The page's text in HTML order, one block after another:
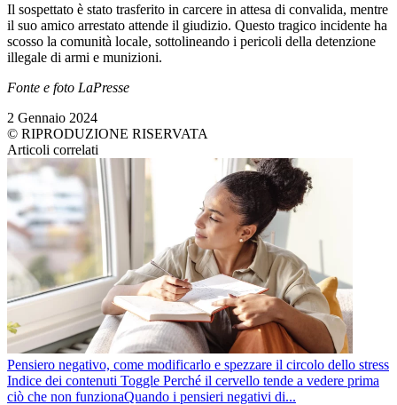
Il sospettato è stato trasferito in carcere in attesa di convalida, mentre
il suo amico arrestato attende il giudizio. Questo tragico incidente ha
scosso la comunità locale, sottolineando i pericoli della detenzione
illegale di armi e munizioni.
Fonte e foto LaPresse
2 Gennaio 2024
© RIPRODUZIONE RISERVATA
Articoli correlati
Pensiero negativo, come modificarlo e spezzare il circolo dello stress
Indice dei contenuti Toggle Perché il cervello tende a vedere prima
ciò che non funzionaQuando i pensieri negativi di...